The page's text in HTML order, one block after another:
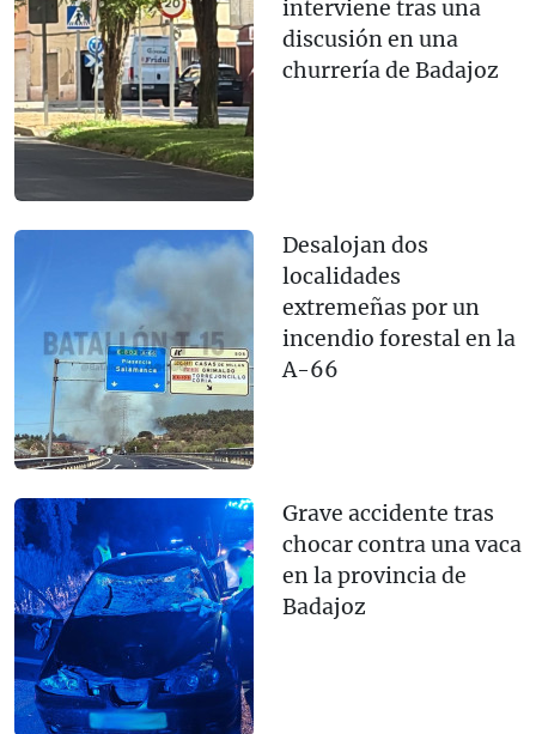
interviene tras una
discusión en una
churrería de Badajoz
Desalojan dos
localidades
extremeñas por un
incendio forestal en la
A-66
Grave accidente tras
chocar contra una vaca
en la provincia de
Badajoz